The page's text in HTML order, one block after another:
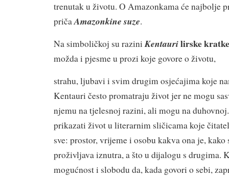
trenutak u životu. O Amazonkama će najbolje
pričaAmazonkine suze.
Na simboličkoj su raziniKentaurilirske
možda i pjesme u prozi koje govore o životu,
strahu, ljubavi i svim drugim osjećajima koje
Kentauri često promatraju život jer ne mogu
njemu na tjelesnoj razini, ali mogu na
prikazati život u literarnim sličicama koje
sve: prostor, vrijeme i osobu kakva ona je, kako
proživljava iznutra, a što u dijalogu s drugima.
mogućnost i slobo­du da, kada govori o sebi,